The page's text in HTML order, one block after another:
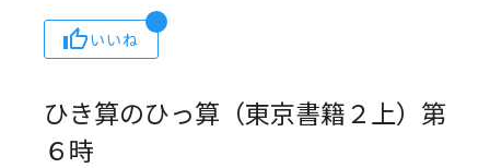
いいね
ひき算のひっ算（東京書籍２上）第
６時